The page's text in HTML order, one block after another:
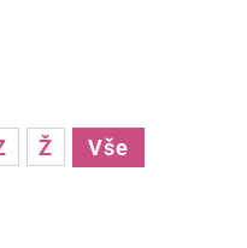
Ž Vše